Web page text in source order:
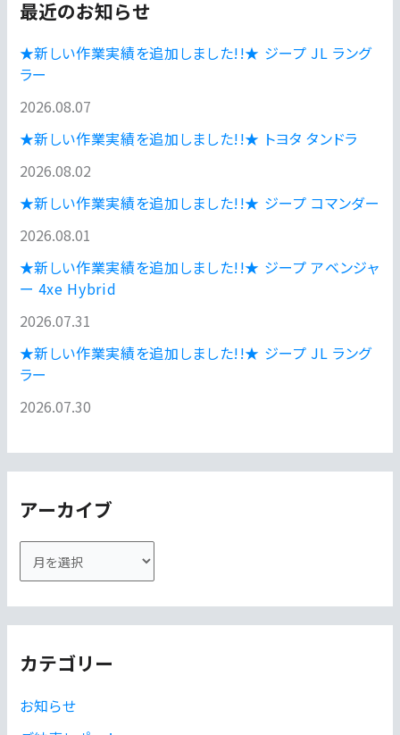
最近のお知らせ
★新しい作業実績を追加しました!!★ ジープ JL ラング
ラー
2026.08.07
★新しい作業実績を追加しました!!★ トヨタ タンドラ
2026.08.02
★新しい作業実績を追加しました!!★ ジープ コマンダー
2026.08.01
★新しい作業実績を追加しました!!★ ジープ アベンジャ
ー 4xe Hybrid
2026.07.31
★新しい作業実績を追加しました!!★ ジープ JL ラング
ラー
2026.07.30
アーカイブ
ー
カ
ブ
カテゴリー
お知らせ